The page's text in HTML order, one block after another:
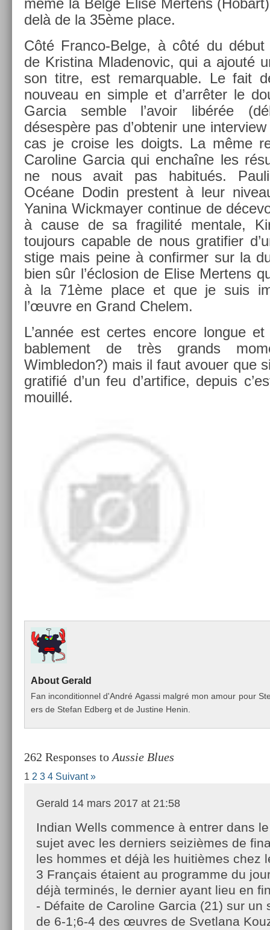
même la Belge Elise Mer­tens
delà de la 35ème place.
Côté Franco-Belge, à côté du début
de Kris­tina Mladenovic, qui a ajouté
son titre, est re­mar­qu­able. Le fait
nouveau en sim­ple et d’arrêter le
Gar­cia semble l’avoir libérée
désespère pas d’ob­tenir une
cas je cro­ise les doigts. La même
Caroline Gar­cia qui enchaîne les
ne nous avait pas habitués.
Océane Dodin pre­stent à leur
Yanina Wickmay­er con­tinue de
à cause de sa fragilité men­tale,
toujours cap­able de nous gratifi­er
stige mais peine à con­firm­er sur la
bien sûr l’éclos­ion de Elise Mer­tens
à la 71ème place et que je suis
l’œuvre en Grand Chelem.
L’année est cer­tes en­core lon­gue
bab­le­ment de très grands
Wimbledon?) mais il faut avou­er que
gratifié d’un feu d’ar­tifice, de­puis
mouillé.
About Gerald
Fan in­con­dition­nel d'André Agas­si malgré mon amour pour
ers de Stefan Ed­berg et de Just­ine Henin.
262 Responses to Aussie Blues
1 2 3 4 Suivant »
Gerald 14 mars 2017 at 21:58
Indian Wells commence à entrer dans
sujet avec les derniers seizièmes de
les hommes et déjà les huitièmes chez
3 Français étaient au programme du
déjà terminés, le dernier ayant lieu en
- Défaite de Caroline Garcia (21) sur un
de 6-1;6-4 des œuvres de Svetlana